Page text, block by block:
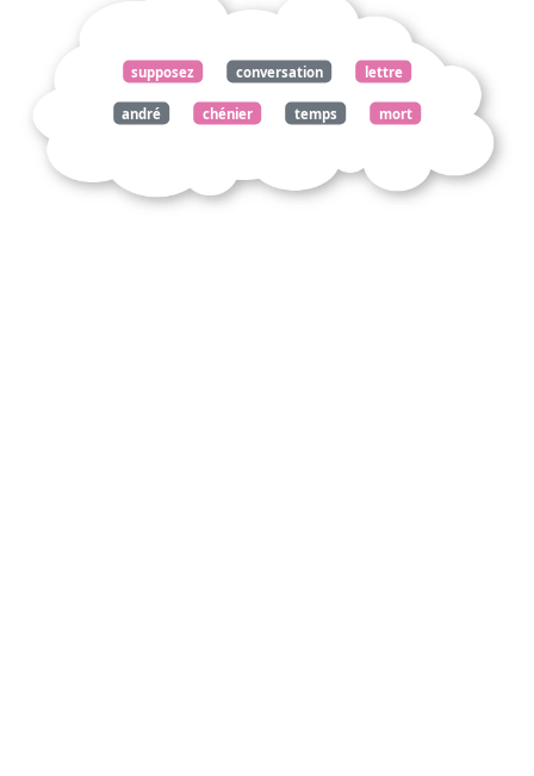
supposez conversation lettre
andré chénier temps mort
critiques parait mériter